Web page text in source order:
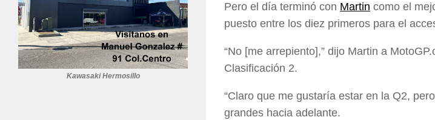
Pero el día terminó con Martin como el
puesto entre los diez primeros para el
“No [me arrepiento],” dijo Martin a
Clasificación 2.
“Claro que me gustaría estar en la Q2,
grandes hacia adelante.
Kawasaki Hermosillo